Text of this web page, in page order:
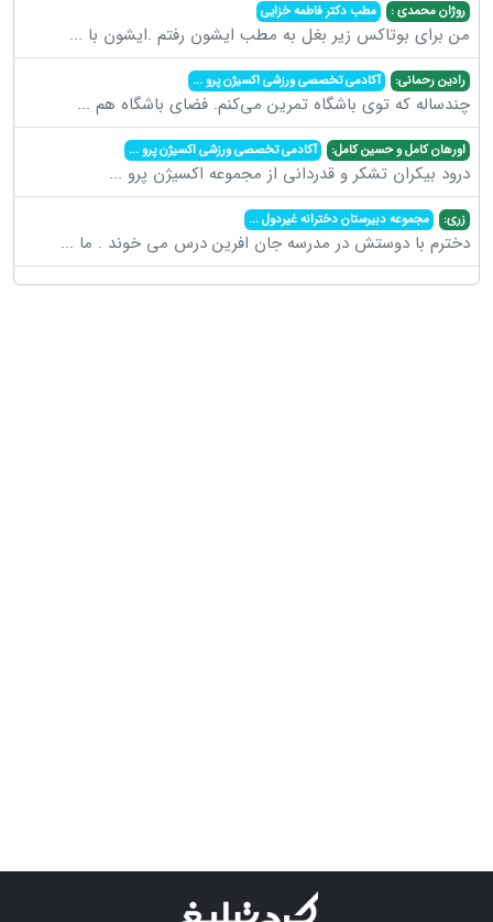
روژان محمدی : مطب دکتر فاطمه خزایی
من برای بوتاکس زیر بغل به مطب ایشون رفتم .ایشون با ...
رادین رحمانی: آکادمی تخصصی ورزشی اکسیژن پرو...
چندساله که توی باشگاه تمرین می‌کنم. فضای باشگاه هم ...
اورهان کامل و حسین کامل: آکادمی تخصصی ورزشی اکسیژن پرو...
درود بیکران تشکر و قدردانی از مجموعه اکسیژن پرو ...
زری: مجموعه دبیرستان دخترانه غیردول...
دخترم با دوستش در مدرسه جان افرین درس می خوند . ما ...